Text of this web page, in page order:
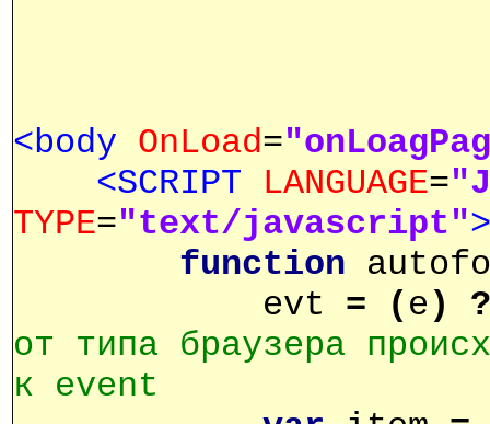
<body OnLoad=
<SCRIPT
LANGUAGE=
TYPE="text/javascript">
function
evt = (e)
?
от типа браузера
к event